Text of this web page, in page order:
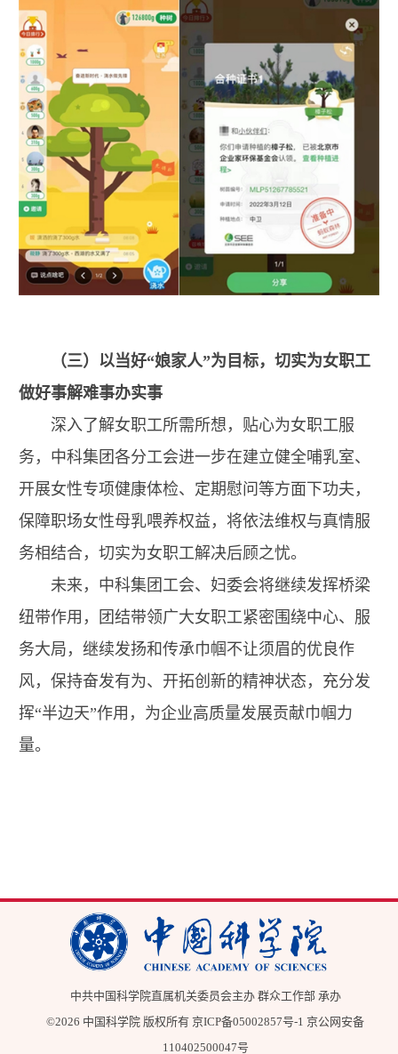
（三）以当好“娘家人”为目标，切实为女职工
做好事解难事办实事
深入了解女职工所需所想，贴心为女职工服
务，中科集团各分工会进一步在建立健全哺乳室、
开展女性专项健康体检、定期慰问等方面下功夫，
保障职场女性母乳喂养权益，将依法维权与真情服
务相结合，切实为女职工解决后顾之忧。
未来，中科集团工会、妇委会将继续发挥桥梁
纽带作用，团结带领广大女职工紧密围绕中心、服
务大局，继续发扬和传承巾帼不让须眉的优良作
风，保持奋发有为、开拓创新的精神状态，充分发
挥“半边天”作用，为企业高质量发展贡献巾帼力
量。
中共中国科学院直属机关委员会主办 群众工作部 承办
©2026 中国科学院 版权所有 京ICP备05002857号-1 京公网安备
110402500047号